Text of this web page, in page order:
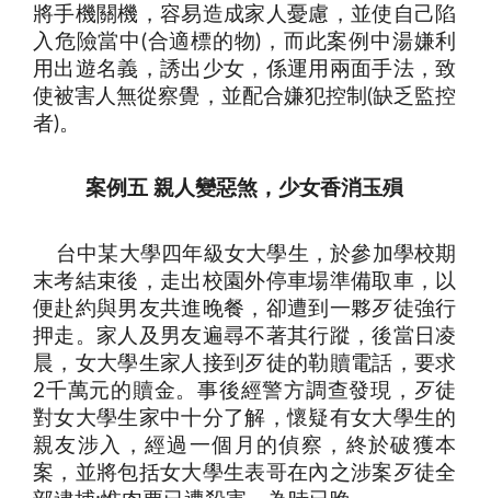
將手機關機，容易造成家人憂慮，並使自己陷
入危險當中(合適標的物) ，而此案例中湯嫌利
用出遊名義，誘出少女，係運用兩面手法，致
使被害人無從察覺，並配合嫌犯控制(缺乏監控
者)。
案例五 親人變惡煞，少女香消玉殞
台中某大學四年級女大學生，於參加學校期
末考結束後，走出校園外停車場準備取車，以
便赴約與男友共進晚餐，卻遭到一夥歹徒強行
押走。家人及男友遍尋不著其行蹤，後當日凌
晨，女大學生家人接到歹徒的勒贖電話，要求
2千萬元的贖金。事後經警方調查發現，歹徒
對女大學生家中十分了解，懷疑有女大學生的
親友涉入，經過一個月的偵察，終於破獲本
案，並將包括女大學生表哥在內之涉案歹徒全